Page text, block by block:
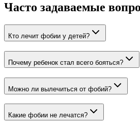
Часто задаваемые
Кто лечит фобии у детей?
Почему ребенок стал всего бояться?
Можно ли вылечиться от фобий?
Какие фобии не лечатся?